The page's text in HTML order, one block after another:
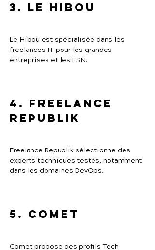
3. Le Hibou
Le Hibou est spécialisée dans les
freelances IT pour les grandes
entreprises et les ESN.
4. Freelance
Republik
Freelance Republik sélectionne des
experts techniques testés, notamment
dans les domaines DevOps.
5. Comet
Comet propose des profils Tech